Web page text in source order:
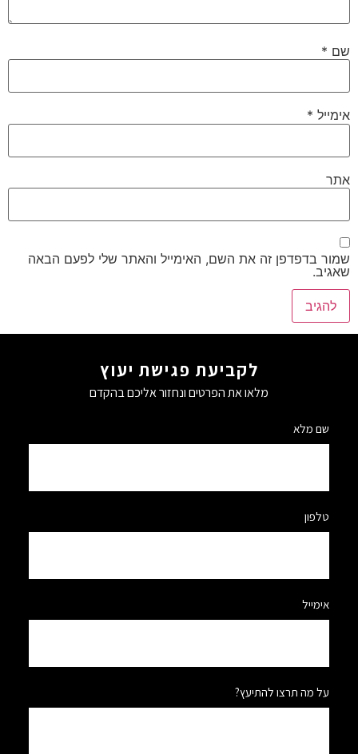
שם *
אימייל *
אתר
שמור בדפדפן זה את השם, האימייל והאתר שלי לפעם הבאה
שאגיב.
לקביעת פגישת יעוץ
מלאו את הפרטים ונחזור אליכם בהקדם
שם מלא
טלפון
אימייל
על מה תרצו להתיעץ?